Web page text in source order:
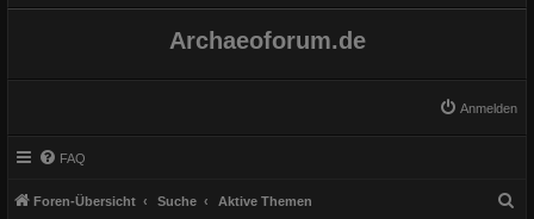
Archaeoforum.de
Anmelden
FAQ
Foren-Übersicht Suche Aktive Themen